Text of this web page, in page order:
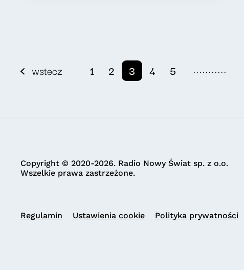
wstecz 1 2 3 4 5 ...........
Copyright © 2020-2026. Radio Nowy Świat sp. z o.o.
Wszelkie prawa zastrzeżone.
Regulamin Ustawienia cookie Polityka prywatności